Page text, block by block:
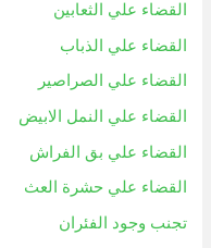
القضاء علي الثعابين
القضاء علي الذباب
القضاء علي الصراصير
القضاء علي النمل الابيض
القضاء علي بق الفراش
القضاء علي حشرة العث
تجنب وجود الفئران